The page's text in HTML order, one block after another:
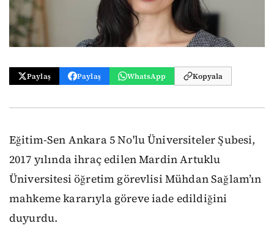
Paylaş Paylaş WhatsApp Kopyala
Eğitim-Sen Ankara 5 No'lu Üniversiteler Şubesi,
2017 yılında ihraç edilen Mardin Artuklu
Üniversitesi öğretim görevlisi Mühdan Sağlam’ın
mahkeme kararıyla göreve iade edildiğini
duyurdu.